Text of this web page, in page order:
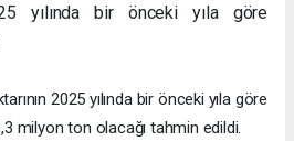
yılında bir önceki yıla göre
2025 yılında bir önceki yıla göre
milyon ton olacağı tahmin edildi.